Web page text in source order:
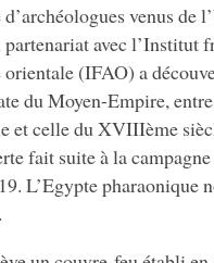
venus de
avec l’Institut
(IFAO) a
du Moyen-Empire,
et celle du XVIIIème
fait suite à la
L’Egypte pharaonique